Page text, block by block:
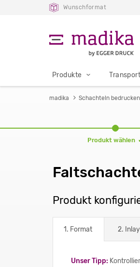
Wunschformat
Produkte
madika Schachteln bedrucken
Produkt wählen
Produkt
1. Format 2. Inlay
Unser Tipp: